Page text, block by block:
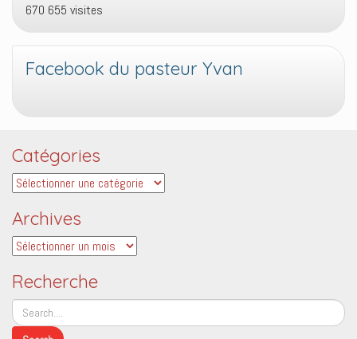
670 655 visites
Facebook du pasteur Yvan
Catégories
Catégories
Archives
Archives
Recherche